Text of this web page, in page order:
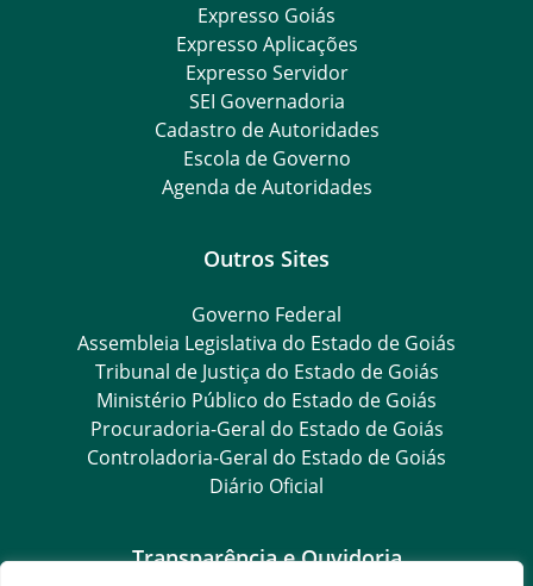
Expresso Goiás
Expresso Aplicações
Expresso Servidor
SEI Governadoria
Cadastro de Autoridades
Escola de Governo
Agenda de Autoridades
Outros Sites
Governo Federal
Assembleia Legislativa do Estado de Goiás
Tribunal de Justiça do Estado de Goiás
Ministério Público do Estado de Goiás
Procuradoria-Geral do Estado de Goiás
Controladoria-Geral do Estado de Goiás
Diário Oficial
Transparência e Ouvidoria